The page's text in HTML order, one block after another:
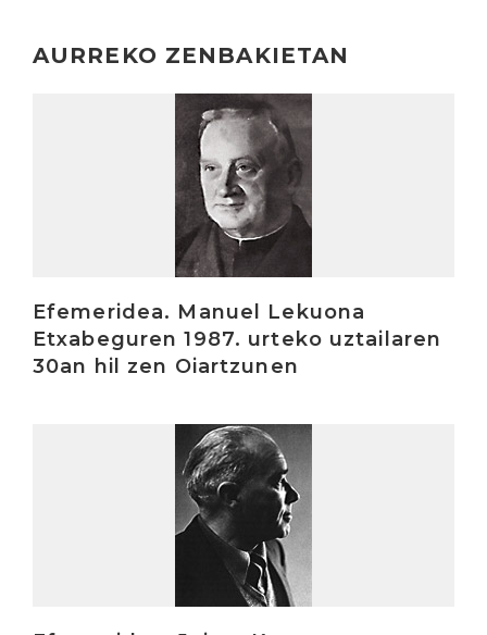
AURREKO ZENBAKIETAN
Efemeridea. Manuel Lekuona
Etxabeguren 1987. urteko uztailaren
30an hil zen Oiartzunen